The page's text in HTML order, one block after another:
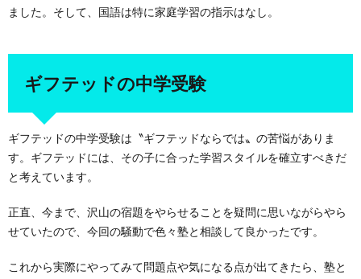
ました。そして、国語は特に家庭学習の指示はなし。
ギフテッドの中学受験
ギフテッドの中学受験は〝ギフテッドならでは〟の苦悩がありま
す。ギフテッドには、その子に合った学習スタイルを確立すべきだ
と考えています。
正直、今まで、沢山の宿題をやらせることを疑問に思いながらやら
せていたので、今回の騒動で色々塾と相談して良かったです。
これから実際にやってみて問題点や気になる点が出てきたら、塾と